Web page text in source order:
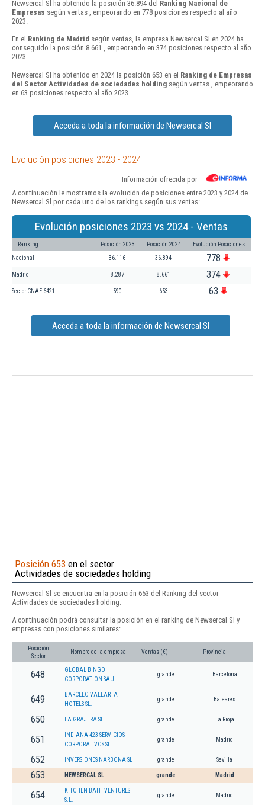
Newsercal Sl ha obtenido la posición 36.894 del Ranking Nacional de
Empresas según ventas , empeorando en 778 posiciones respecto al año
2023.
En el Ranking de Madrid según ventas, la empresa Newsercal Sl en 2024 ha
conseguido la posición 8.661 , empeorando en 374 posiciones respecto al año
2023.
Newsercal Sl ha obtenido en 2024 la posición 653 en el Ranking de Empresas
del Sector Actividades de sociedades holding según ventas , empeorando
en 63 posiciones respecto al año 2023.
Acceda a toda la información de Newsercal Sl
Evolución posiciones 2023 - 2024
Información ofrecida por
A continuación le mostramos la evolución de posiciones entre 2023 y 2024 de
Newsercal Sl por cada uno de los rankings según sus ventas:
Evolución posiciones 2023 vs 2024 - Ventas
Ranking Posición 2023 Posición 2024 Evolución Posiciones
Nacional 36.116 36.894 778
Madrid 8.287 8.661 374
Sector CNAE 6421 590 653 63
Acceda a toda la información de Newsercal Sl
Posición 653 en el sector
Actividades de sociedades holding
Newsercal Sl se encuentra en la posición 653 del Ranking del sector
Actividades de sociedades holding.
A continuación podrá consultar la posición en el ranking de Newsercal Sl y
empresas con posiciones similares:
Posición
Sector
Nombre de la empresa Ventas (€) Provincia
648
GLOBAL BINGO
CORPORATION SAU
grande Barcelona
649
BARCELO VALLARTA
HOTELS SL.
grande Baleares
650 LA GRAJERA SL. grande La Rioja
651
INDIANA 423 SERVICIOS
CORPORATIVOS SL.
grande Madrid
652 INVERSIONES NARBONA SL grande Sevilla
653 NEWSERCAL SL grande Madrid
654
KITCHEN BATH VENTURES
S.L.
grande Madrid